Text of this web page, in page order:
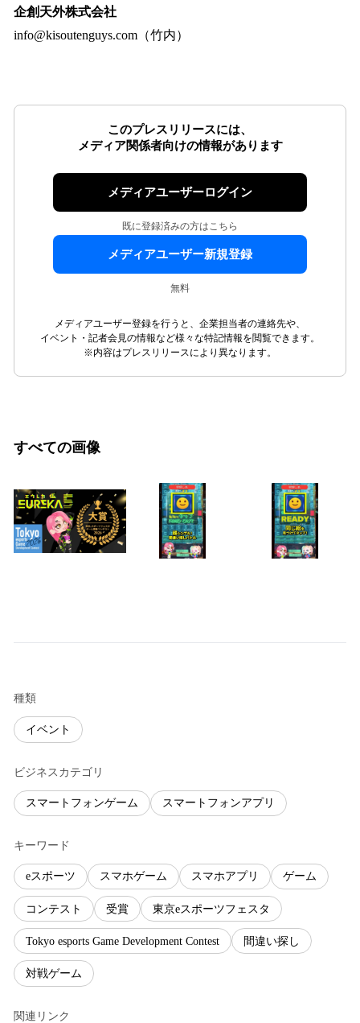
企創天外株式会社
info@kisoutenguys.com（竹内）
このプレスリリースには、
メディア関係者向けの情報があります
メディアユーザーログイン
既に登録済みの方はこちら
メディアユーザー新規登録
無料
メディアユーザー登録を行うと、企業担当者の連絡先や、
イベント・記者会見の情報など様々な特記情報を閲覧できます。
※内容はプレスリリースにより異なります。
すべての画像
種類
イベント
ビジネスカテゴリ
スマートフォンゲーム スマートフォンアプリ
キーワード
eスポーツ スマホゲーム スマホアプリ ゲーム
コンテスト 受賞 東京eスポーツフェスタ
Tokyo esports Game Development Contest 間違い探し
対戦ゲーム
関連リンク